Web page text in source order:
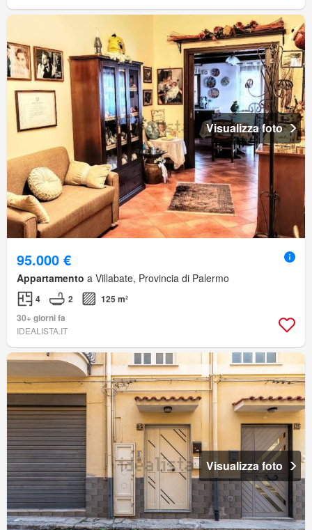
Visualizza foto
95.000 €
Appartamento a Villabate, Provincia di Palermo
4 2
125 m²
30+ giorni fa
IDEALISTA.IT
Visualizza foto